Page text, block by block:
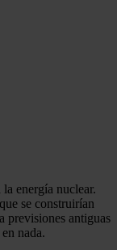
energía nuclear.
se construirían
previsiones antiguas
nada.